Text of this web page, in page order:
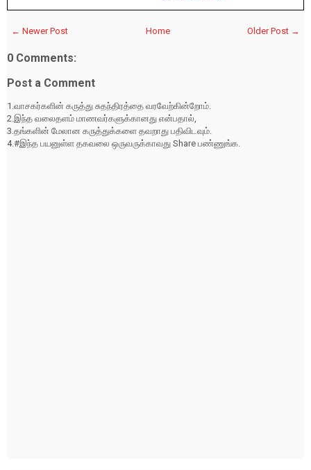
← Newer Post Older Post →
Home
0 Comments:
Post a Comment
1.வாசகர்களின் கருத்து சுதந்திரத்தை வரவேற்கின்றோம்.
2.இந்த வலைதளம் மாணவர்களுக்கானது என்பதால்,
3.தங்களின் மேலான கருத்துக்களை தவறாது பதிவிடவும்.
4.#இந்த பயனுள்ள தகவலை ஒருவருக்காவது Share பண்ணுங்க.